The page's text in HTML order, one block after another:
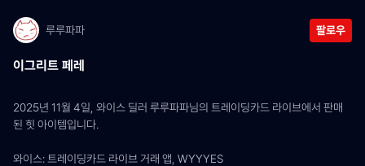
루루파파 팔로우
이그리트 페레
2025년 11월 4일, 와이스 딜러 루루파파님의 트레이딩카드 라이브에서 판매
된 힛 아이템입니다.
와이스: 트레이딩카드 라이브 거래 앱, WYYYES